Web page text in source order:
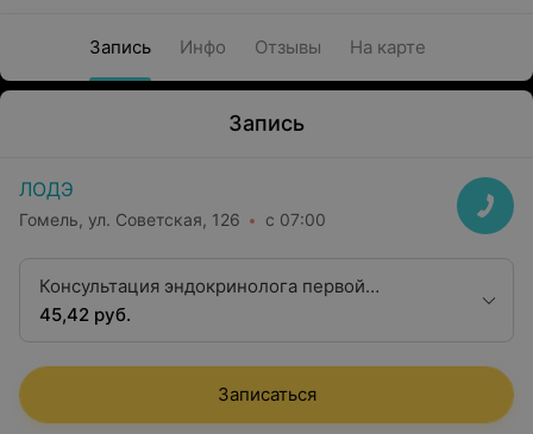
Запись Инфо Отзывы На карте
Запись
ЛОДЭ
Гомель, ул. Советская, 126 с 07:00
Консультация эндокринолога первой
квалификационной категории
45,42 руб.
Записаться